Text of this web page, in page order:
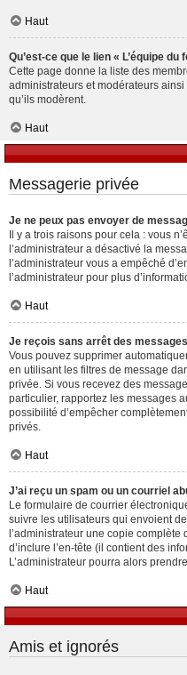
Haut
Qu’est-ce que le lien « L’équipe du
Cette page donne la liste des
administrateurs et modérateurs
qu’ils modèrent.
Haut
Messagerie privée
Je ne peux pas envoyer de
Il y a trois raisons pour cela : vous
l’administrateur a désactivé la
l’administrateur vous a empêché
l’administrateur pour plus
Haut
Je reçois sans arrêt des
Vous pouvez supprimer
en utilisant les filtres de message
privée. Si vous recevez des
particulier, rapportez les messages
possibilité d’empêcher
privés.
Haut
J’ai reçu un spam ou un courriel
Le formulaire de courrier
suivre les utilisateurs qui envoient
l’administrateur une copie complète
d’inclure l’en-tête (il contient des
L’administrateur pourra alors
Haut
Amis et ignorés